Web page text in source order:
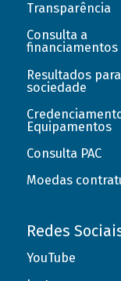
Transparência
Consulta a
financiamentos
Resultados
sociedade
Equipamentos
Consulta PAC
Moedas
Redes
YouTube